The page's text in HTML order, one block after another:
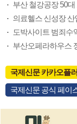
부산 철강공장 50
의료헬스 신성장
도박사이트 범죄수
부산오페라하우스
국제신문 카카오플
국제신문 공식 페이